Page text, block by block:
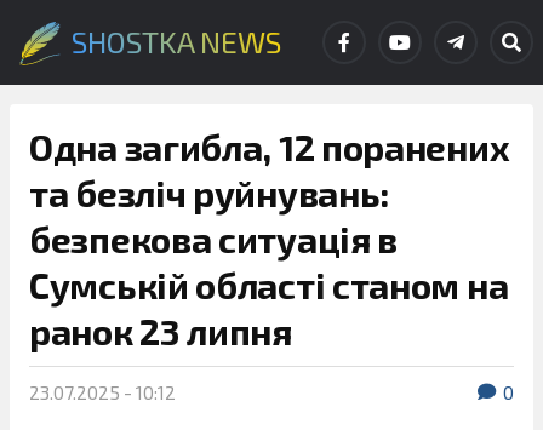
SHOSTKA NEWS
Одна загибла, 12 поранених
та безліч руйнувань:
безпекова ситуація в
Сумській області станом на
ранок 23 липня
23.07.2025 - 10:12 0